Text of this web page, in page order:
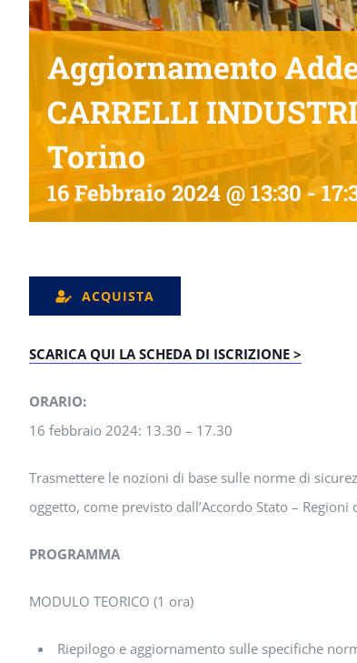
Aggiornamento
CARRELLI
Torino
16 Febbraio 2024 @ 13:30 -
ACQUISTA
SCARICA QUI LA SCHEDA DI ISCRIZIONE >
ORARIO:
16 febbraio 2024: 13.30 – 17.30
Trasmettere le nozioni di base sulle norme di
oggetto, come previsto dall’Accordo Stato –
PROGRAMMA
MODULO TEORICO (1 ora)
Riepilogo e aggiornamento sulle specifiche